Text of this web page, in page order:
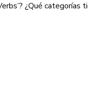
¿Qué categorías